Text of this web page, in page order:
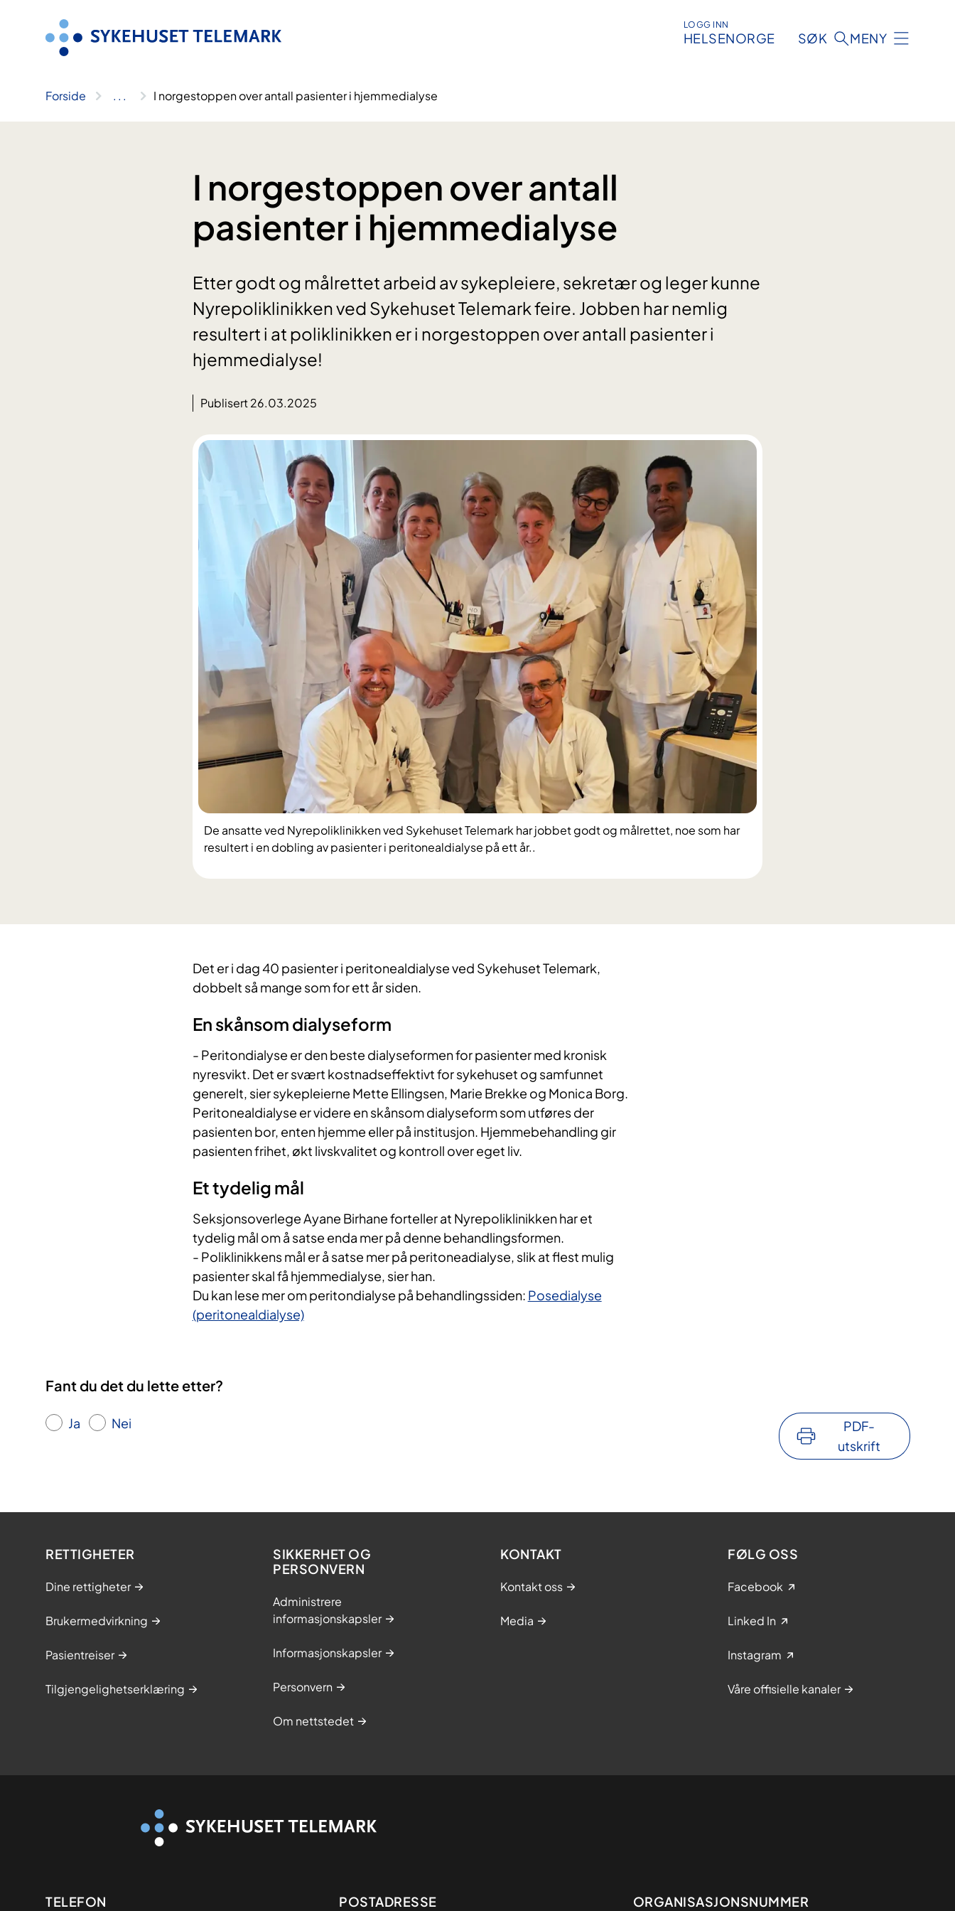
LOGG INN
HELSENORGE SØK MENY
Forside .. . I norgestoppen over antall pasienter i hjemmedialyse
I norgestoppen over antall
pasienter i hjemmedialyse
Etter godt og målrettet arbeid av sykepleiere, sekretær og leger kunne
Nyrepoliklinikken ved Sykehuset Telemark feire. Jobben har nemlig
resultert i at poliklinikken er i norgestoppen over antall pasienter i
hjemmedialyse!
Publisert 26.03.2025
De ansatte ved Nyrepoliklinikken ved Sykehuset Telemark har jobbet godt og målrettet, noe som har
resultert i en dobling av pasienter i peritonealdialyse på ett år..
Det er i dag 40 pasienter i peritonealdialyse ved Sykehuset Telemark,
dobbelt så mange som for ett år siden.
En skånsom dialyseform
- Peritondialyse er den beste dialyseformen for pasienter med kronisk
nyresvikt. Det er svært kostnadseffektivt for sykehuset og samfunnet
generelt, sier sykepleierne Mette Ellingsen, Marie Brekke og Monica Borg.
Peritonealdialyse er videre en skånsom dialyseform som utføres der
pasienten bor, enten hjemme eller på institusjon. Hjemmebehandling gir
pasienten frihet, økt livskvalitet og kontroll over eget liv.
Et tydelig mål
Seksjonsoverlege Ayane Birhane forteller at Nyrepoliklinikken har et
tydelig mål om å satse enda mer på denne behandlingsformen.
- Poliklinikkens mål er å satse mer på peritoneadialyse, slik at flest mulig
pasienter skal få hjemmedialyse, sier han.
Du kan lese mer om peritondialyse på behandlingssiden: Posedialyse
(peritonealdialyse)
Fant du det du lette etter?
Ja Nei
PDF-
utskrift
RETTIGHETER
Dine rettigheter
Brukermedvirkning
Pasientreiser
Tilgjengelighetserklæring
SIKKERHET OG
PERSONVERN
Administrere
informasjonskapsler
Informasjonskapsler
Personvern
Om nettstedet
KONTAKT
Kontakt oss
Media
FØLG OSS
Facebook
Linked In
Instagram
Våre offisielle kanaler
TELEFON POSTADRESSE ORGANISASJONSNUMMER